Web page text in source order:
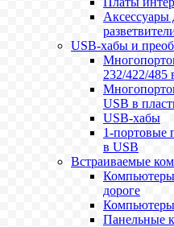
Аксессуары
USB-хабы и
232/422/485
USB в
USB-хабы
1-портовые
в USB
Встраиваемые
дороге
Панельные